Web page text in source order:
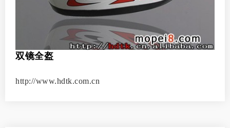
双镜全盔
http://www.hdtk.com.cn